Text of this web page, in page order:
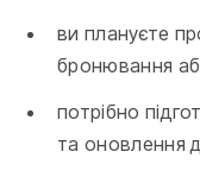
ви плануєте
бронювання
потрібно
та оновлення